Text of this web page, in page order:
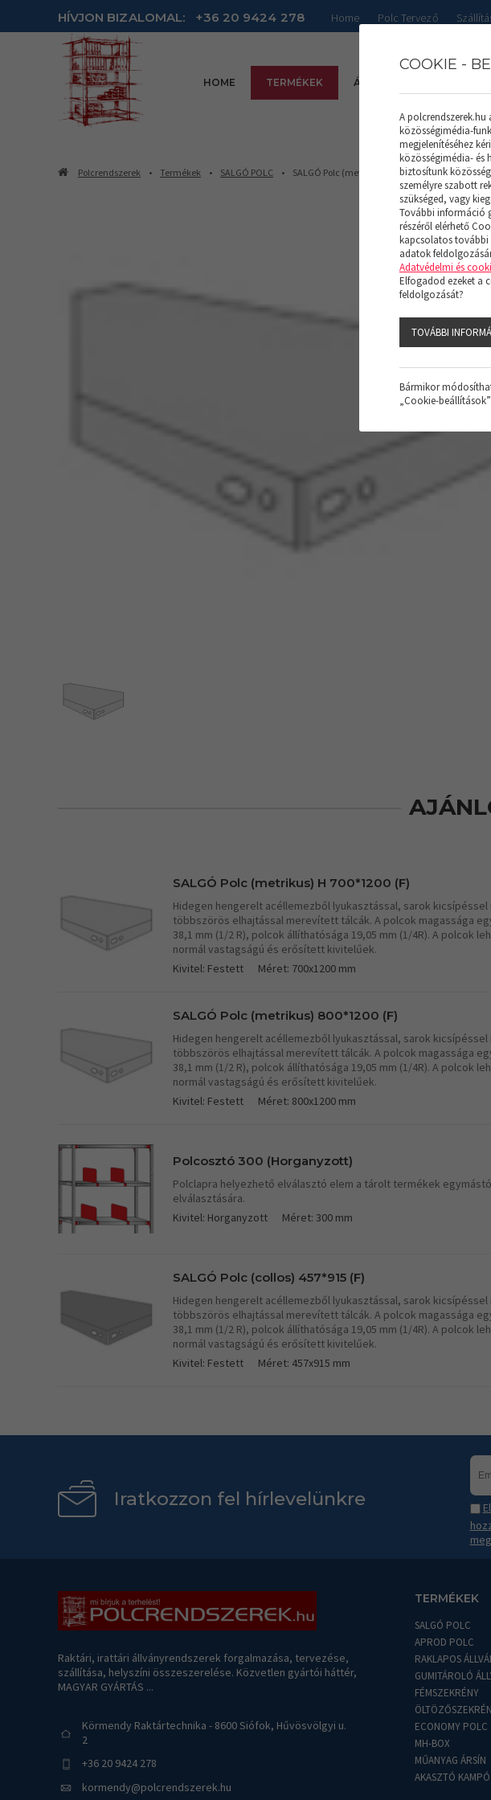
HÍVJON BIZALOMAL: +36 20 9424 278 Home Polc Tervező
HOME TERMÉKEK ÁRLISTÁK
Polcrendszerek Termékek SALGÓ POLC SALGÓ Polc (metrikus) 800*800 (F)
SALGÓ Polc (metrikus) H 700*1200 (F)
Hidegen hengerelt acéllemezből lyukasztással, sarok kicsípéssel
többszörös elhajtással merevített tálcák. A polcok magassága
38,1 mm (1/2 R), polcok állíthatósága 19,05 mm (1/4R). A polcok
normál vastagságú és erősített kivitelűek.
Kivitel: Festett
Méret: 700x1200 mm
SALGÓ Polc (metrikus) 800*1200 (F)
Hidegen hengerelt acéllemezből lyukasztással, sarok kicsípéssel
többszörös elhajtással merevített tálcák. A polcok magassága
38,1 mm (1/2 R), polcok állíthatósága 19,05 mm (1/4R). A polcok
normál vastagságú és erősített kivitelűek.
Kivitel: Festett
Méret: 800x1200 mm
Polcosztó 300 (Horganyzott)
Polclapra helyezhető elválasztó elem a tárolt termékek
elválasztására.
Kivitel: Horganyzott
Méret: 300 mm
SALGÓ Polc (collos) 457*915 (F)
Hidegen hengerelt acéllemezből lyukasztással, sarok kicsípéssel
többszörös elhajtással merevített tálcák. A polcok magassága
38,1 mm (1/2 R), polcok állíthatósága 19,05 mm (1/4R). A polcok
normál vastagságú és erősített kivitelűek.
Kivitel: Festett
Méret: 457x915 mm
COOKIE -
A polcrendszerek.hu
közösségimédia-
megjelenítéséhez
közösségimédia- és
biztosítunk
személyre szabott
szükséged, vagy
További információ
részéről elérhető
kapcsolatos
adatok
Adatvédelmi és
Elfogadod ezeket a
feldolgozását?
TOVÁBBI
Bármikor
„Cookie-
Iratkozzon fel hírlevelünkre
Raktári, irattári állványrendszerek forgalmazása, tervezése,
szállítása, helyszíni összeszerelése. Közvetlen gyártói háttér,
MAGYAR GYÁRTÁS ...
Körmendy Raktártechnika - 8600 Siófok, Hűvösvölgyi u.
2
+36 20 9424 278
kormendy@polcrendszerek.hu
TERMÉKEK
SALGÓ POLC
APROD POLC
RAKLAPOS
GUMITÁROLÓ
FÉMSZEKRÉNY
ECONOMY POLC
MH-BOX
MŰANYAG ÁRSÍN
AKASZTÓ KAMPÓ